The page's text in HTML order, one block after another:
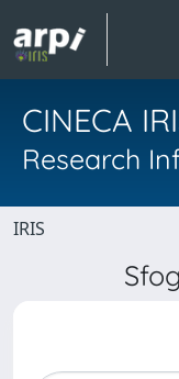
CINECA
Research
IRIS